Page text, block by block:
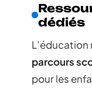
dédiés
parcours
pour les